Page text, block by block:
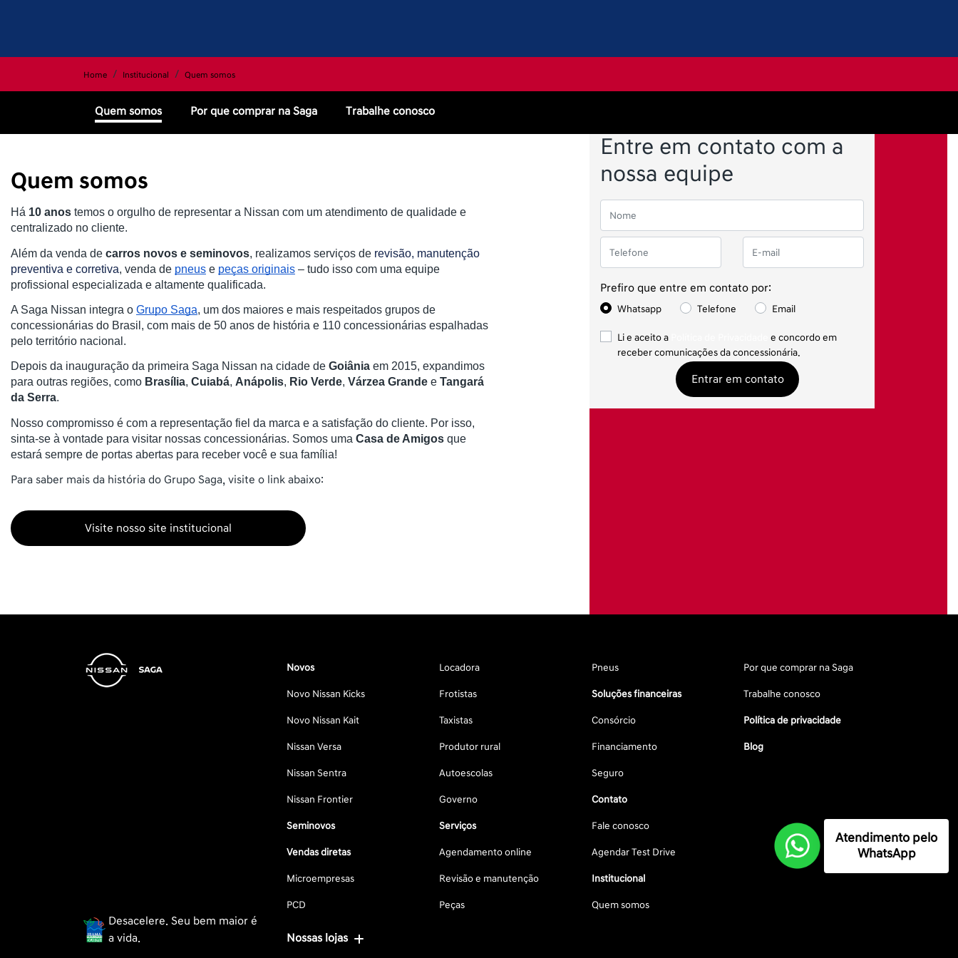
Home Institucional Quem somos
Quem somos Por que comprar na Saga Trabalhe conosco
Quem somos
Há 10 anos temos o orgulho de representar a Nissan com um atendimento de qualidade e
centralizado no cliente.
Além da venda de carros novos e seminovos, realizamos serviços de revisão, manutenção
preventiva e corretiva, venda de pneus e peças originais – tudo isso com uma equipe
profissional especializada e altamente qualificada.
A Saga Nissan integra o Grupo Saga, um dos maiores e mais respeitados grupos de
concessionárias do Brasil, com mais de 50 anos de história e 110 concessionárias espalhadas
pelo território nacional.
Depois da inauguração da primeira Saga Nissan na cidade de Goiânia em 2015, expandimos
para outras regiões, como Brasília, Cuiabá, Anápolis, Rio Verde, Várzea Grande e Tangará
da Serra.
Nosso compromisso é com a representação fiel da marca e a satisfação do cliente. Por isso,
sinta-se à vontade para visitar nossas concessionárias. Somos uma Casa de Amigos que
estará sempre de portas abertas para receber você e sua família!
Para saber mais da história do Grupo Saga, visite o link abaixo:
Visite nosso site institucional
Entre em contato com a
nossa equipe
Prefiro que entre em contato por:
Whatsapp Telefone Email
Li e aceito a
e concordo em
receber comunicações da concessionária.
Entrar em contato
Desacelere. Seu bem maior é
a vida.
Novos
Novo Nissan Kicks
Novo Nissan Kait
Nissan Versa
Nissan Sentra
Nissan Frontier
Seminovos
Vendas diretas
Microempresas
PCD
Locadora
Frotistas
Taxistas
Produtor rural
Autoescolas
Governo
Serviços
Agendamento online
Revisão e manutenção
Peças
Pneus
Soluções financeiras
Consórcio
Financiamento
Seguro
Contato
Fale conosco
Agendar Test Drive
Institucional
Quem somos
Por que comprar na Saga
Trabalhe conosco
Política de privacidade
Blog
Nossas lojas
Atendimento pelo
WhatsApp